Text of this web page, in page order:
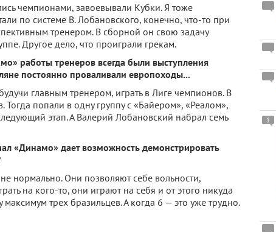
чемпионами, завоевывали Кубки. Я тоже
по системе В. Лобановского, конечно, что-то при
тренером. В сборной он свою задачу
Другое дело, что проиграли грекам.
работы тренеров всегда были выступления
постоянно проваливали европоходы...
главным тренером, играть в Лиге чемпионов. В
попали в одну группу с «Байером», «Реалом»,
этап. А Валерий Лобановский набрал семь
«Динамо» дает возможность демонстрировать
нормально. Они позволяют себе вольности,
на кого-то, они играют на себя и от этого никуда
трех бразильцев. А когда 6 — это уже трудно.
1